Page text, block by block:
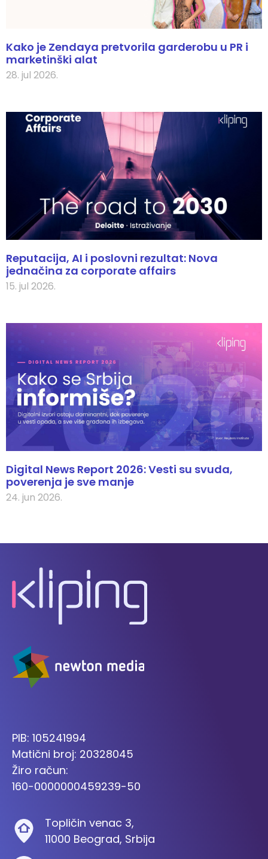
Kako je Zendaya pretvorila garderobu u PR i
marketinški alat
28. jul 2026.
Reputacija, AI i poslovni rezultat: Nova
jednačina za corporate affairs
15. jul 2026.
Digital News Report 2026: Vesti su svuda,
poverenja je sve manje
24. jun 2026.
PIB: 105241994
Matični broj: 20328045
Žiro račun:
160-0000000459239-50
Topličin venac 3,
11000 Beograd, Srbija